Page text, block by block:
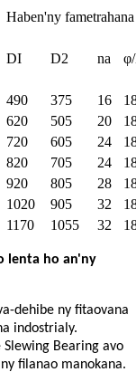
Haben'ny
DI D2 na
490 375 16
620 505 20
720 605 24
820 705 24
920 805 28
1020 905 32
1170 1055 32
lenta ho an'ny
dehibe ny fitaovana
indostrialy.
Slewing Bearing avo
filanao manokana.